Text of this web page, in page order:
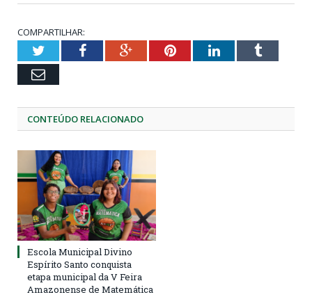
COMPARTILHAR:
TwitterFacebookGoogle+PinterestLinkedInTumblr
Email
CONTEÚDO RELACIONADO
Escola Municipal Divino
Espírito Santo conquista
etapa municipal da V Feira
Amazonense de Matemática